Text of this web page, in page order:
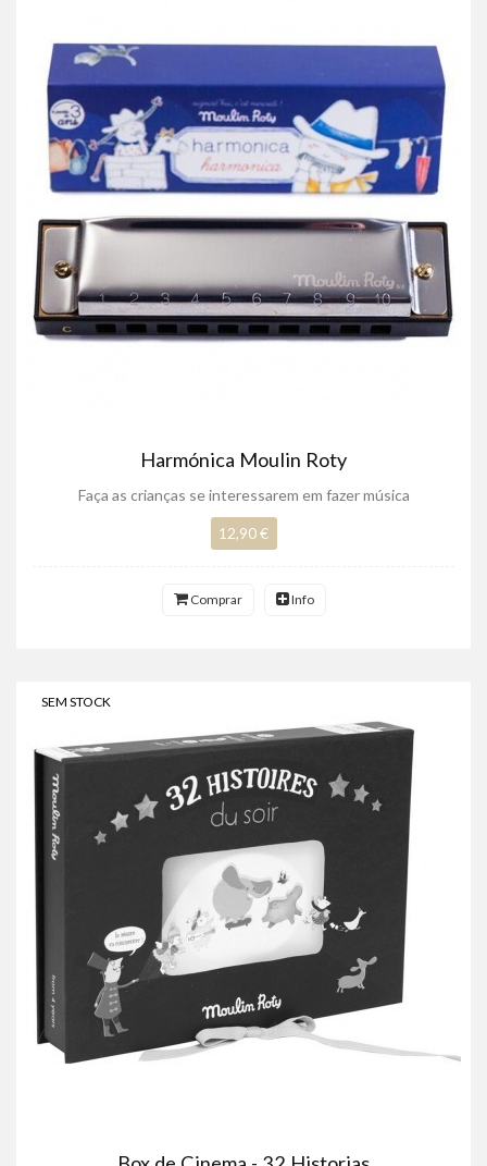
Harmónica Moulin Roty
Faça as crianças se interessarem em fazer música
12,90 €
Comprar Info
SEM STOCK